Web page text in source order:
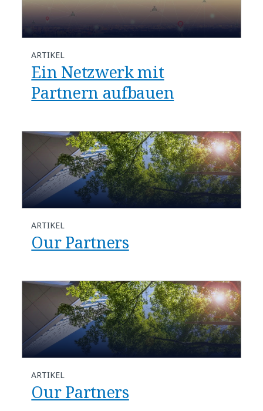
ARTIKEL
Ein Netzwerk mit
Partnern aufbauen
ARTIKEL
Our Partners
ARTIKEL
Our Partners